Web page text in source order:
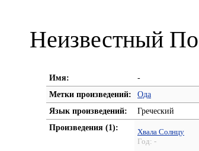
Неизвестный
Имя:
-
Метки произведений:
Ода
Язык произведений:
Греческий
Произведения (1):
Хвала Солнцу
Год: -